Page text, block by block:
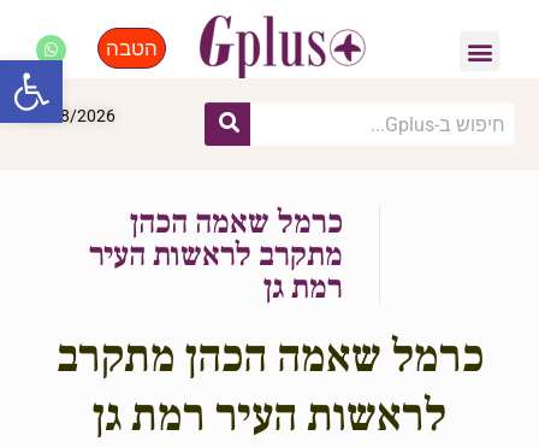
הטבה
06/08/2026
כרמל שאמה הכהן
מתקרב לראשות העיר
רמת גן
כרמל שאמה הכהן מתקרב
לראשות העיר רמת גן
פתח